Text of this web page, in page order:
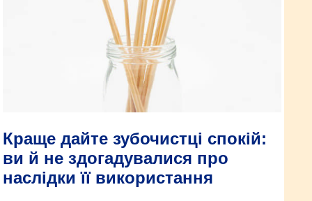
Краще дайте зубочистці спокій:
ви й не здогадувалися про
наслідки її використання